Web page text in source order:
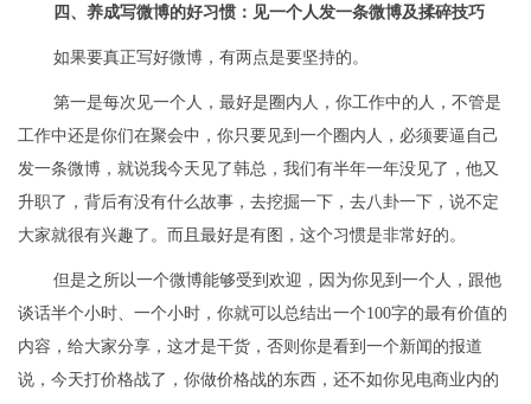
四、养成写微博的好习惯：见一个人发一条微博及揉碎技巧
如果要真正写好微博，有两点是要坚持的。
第一是每次见一个人，最好是圈内人，你工作中的人，不管是
工作中还是你们在聚会中，你只要见到一个圈内人，必须要逼自己
发一条微博，就说我今天见了韩总，我们有半年一年没见了，他又
升职了，背后有没有什么故事，去挖掘一下，去八卦一下，说不定
大家就很有兴趣了。而且最好是有图，这个习惯是非常好的。
但是之所以一个微博能够受到欢迎，因为你见到一个人，跟他
谈话半个小时、一个小时，你就可以总结出一个100字的最有价值的
内容，给大家分享，这才是干货，否则你是看到一个新闻的报道
说，今天打价格战了，你做价格战的东西，还不如你见电商业内的